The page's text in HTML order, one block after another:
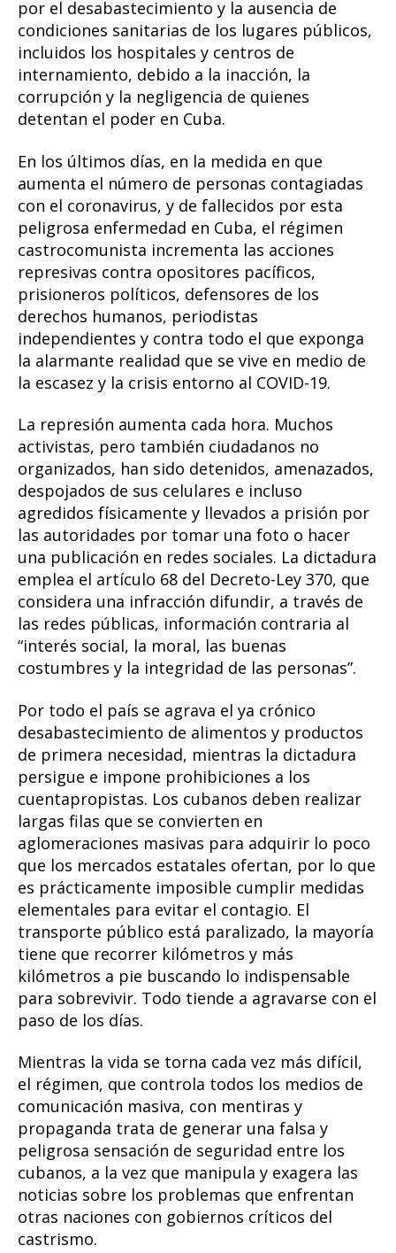
por el desabastecimiento y la ausencia de
condiciones sanitarias de los lugares públicos,
incluidos los hospitales y centros de
internamiento, debido a la inacción, la
corrupción y la negligencia de quienes
detentan el poder en Cuba.
En los últimos días, en la medida en que
aumenta el número de personas contagiadas
con el coronavirus, y de fallecidos por esta
peligrosa enfermedad en Cuba, el régimen
castrocomunista incrementa las acciones
represivas contra opositores pacíficos,
prisioneros políticos, defensores de los
derechos humanos, periodistas
independientes y contra todo el que exponga
la alarmante realidad que se vive en medio de
la escasez y la crisis entorno al COVID-19.
La represión aumenta cada hora. Muchos
activistas, pero también ciudadanos no
organizados, han sido detenidos, amenazados,
despojados de sus celulares e incluso
agredidos físicamente y llevados a prisión por
las autoridades por tomar una foto o hacer
una publicación en redes sociales. La dictadura
emplea el artículo 68 del Decreto-Ley 370, que
considera una infracción difundir, a través de
las redes públicas, información contraria al
“interés social, la moral, las buenas
costumbres y la integridad de las personas”.
Por todo el país se agrava el ya crónico
desabastecimiento de alimentos y productos
de primera necesidad, mientras la dictadura
persigue e impone prohibiciones a los
cuentapropistas. Los cubanos deben realizar
largas filas que se convierten en
aglomeraciones masivas para adquirir lo poco
que los mercados estatales ofertan, por lo que
es prácticamente imposible cumplir medidas
elementales para evitar el contagio. El
transporte público está paralizado, la mayoría
tiene que recorrer kilómetros y más
kilómetros a pie buscando lo indispensable
para sobrevivir. Todo tiende a agravarse con el
paso de los días.
Mientras la vida se torna cada vez más difícil,
el régimen, que controla todos los medios de
comunicación masiva, con mentiras y
propaganda trata de generar una falsa y
peligrosa sensación de seguridad entre los
cubanos, a la vez que manipula y exagera las
noticias sobre los problemas que enfrentan
otras naciones con gobiernos críticos del
castrismo.